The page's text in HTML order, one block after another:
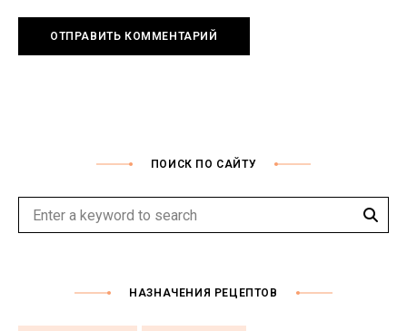
ПОИСК ПО САЙТУ
Search
НАЗНАЧЕНИЯ РЕЦЕПТОВ